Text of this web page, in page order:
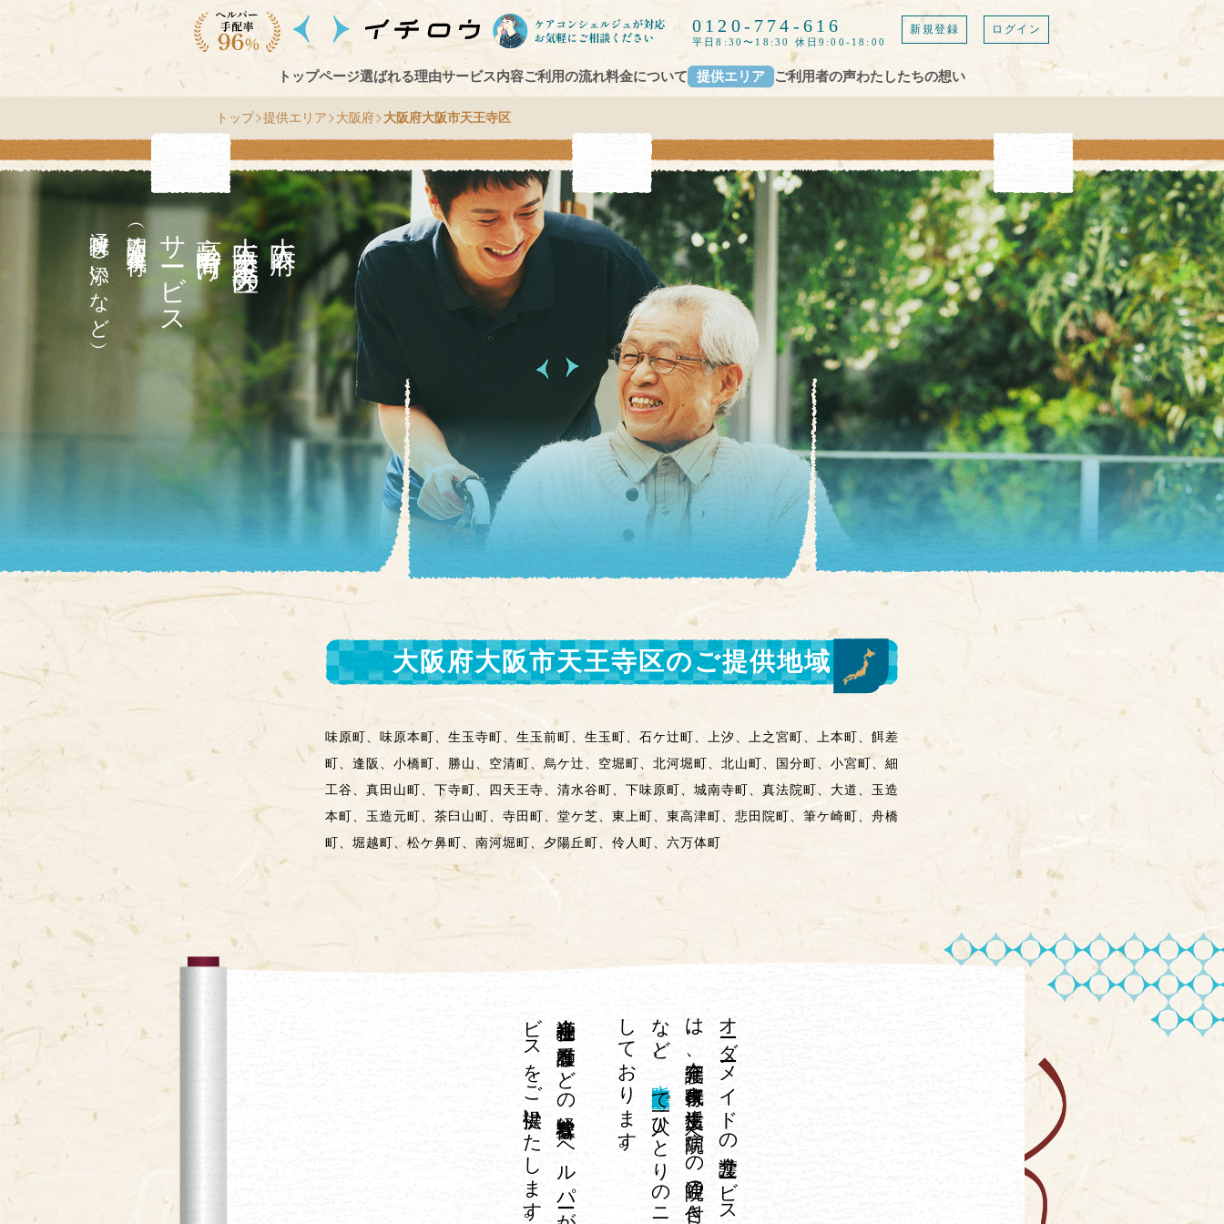
0120-774-616
平日8:30〜18:30 休日9:00-18:00
新規登録 ログイン
トップページ選ばれる理由サービス内容ご利用の流れ料金について 提供エリア ご利用者の声わたしたちの想い
トップ 提供エリア 大阪府 大阪府大阪市天王寺区
大
阪
府
大
阪
市
王
寺
区
の
高齢者向け
サ
ー
ビス
（訪問介護・家事代行
通院付き添いなど）
大阪府大阪市天王寺区のご提供地域
味原町、味原本町、生玉寺町、生玉前町、生玉町、石ケ辻町、上汐、上之宮町、上本町、餌差
町、逢阪、小橋町、勝山、空清町、烏ケ辻、空堀町、北河堀町、北山町、国分町、小宮町、細
工谷、真田山町、下寺町、四天王寺、清水谷町、下味原町、城南寺町、真法院町、大道、玉造
本町、玉造元町、茶臼山町、寺田町、堂ケ芝、東上町、東高津町、悲田院町、筆ケ崎町、舟橋
町、堀越町、松ケ鼻町、南河堀町、夕陽丘町、伶人町、六万体町
オ
ーダ
ーメ
イ
ド
の
介護サ
ービ
ス
イ
チ
ロ
ウ
は
、
在宅介護、
家事代行、
生活支援、
病院へ
の
通院の
付き
添い
や
外出の
お
手伝い
な
ど
、
し
。
。